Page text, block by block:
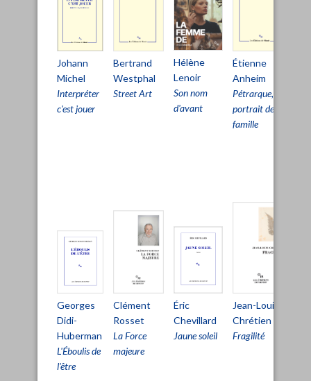
Johann
Michel
Interpréter
c'est jouer
Bertrand
Westphal
Street Art
Hélène
Lenoir
Son nom
d'avant
Étienne
Anheim
Pétrarque,
portrait de
famille
Georges
Didi-
Huberman
L'Éboulis de
l'être
Clément
Rosset
La Force
majeure
Éric
Chevillard
Jaune soleil
Jean-Louis
Chrétien
Fragilité